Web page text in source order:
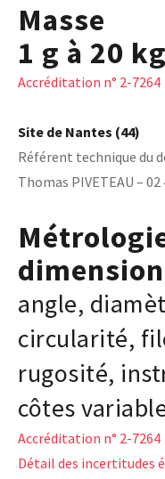
Programmes régionaux
Normalisation
Technologies Prioritaires
RECHERCHE
Carnot
Publications
Librairie
AGRÉMENTS ET
Certifications qualité
Cofrac Essai
MASE
Agréments
Agrément ministériel
Certifications Cofrend
Le Cetim en bref
Nos valeurs
Gouvernance
Rapports - Publications
Vidéo de présentation
Historique
Charte développement
Égalité Femmes/Hommes
Information pratiques
Mentions légales
Données personnelles
Conditions générales
Avis d'achat
Masse
1 g à 20 kg
Accréditation n° 2-7264
Site de Nantes (44)
Référent technique du
Thomas PIVETEAU – 02
angle,
circularité,
rugosité,
côtes
Accréditation n° 2-7264
Détail des incertitudes